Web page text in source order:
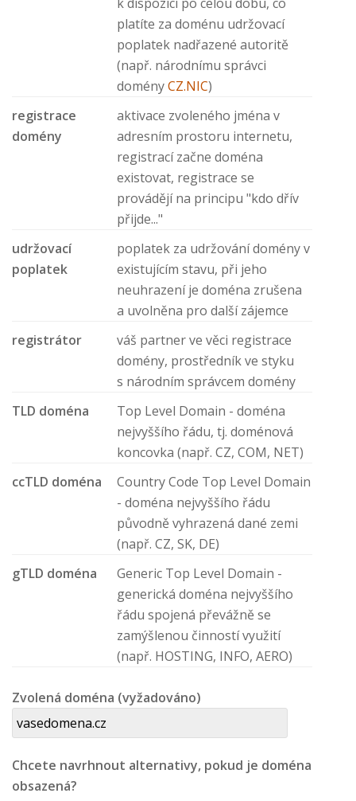
platíte za doménu udržovací
poplatek nadřazené autoritě
(např. národnímu správci
doményCZ.NIC)
registrace
domény
aktivace zvoleného jména v
adresním prostoru internetu,
registrací začne doména
existovat, registrace se
provádějí na principu "kdo dřív
přijde..."
udržovací
poplatek
poplatek za udržování domény v
existujícím stavu, při jeho
neuhrazení je doména zrušena
a uvolněna pro další zájemce
registrátor
váš partner ve věci registrace
domény, prostředník ve styku
s národním správcem domény
TLD doména
Top Level Domain - doména
nejvyššího řádu, tj. doménová
koncovka (např. CZ, COM, NET)
ccTLD doména
Country Code Top Level Domain
- doména nejvyššího řádu
původně vyhrazená dané zemi
(např. CZ, SK, DE)
gTLD doména
Generic Top Level Domain -
generická doména nejvyššího
řádu spojená převážně se
zamýšlenou činností využití
(např. HOSTING, INFO, AERO)
Zvolená doména (vyžadováno)
Chcete navrhnout alternativy, pokud je doména
obsazená?